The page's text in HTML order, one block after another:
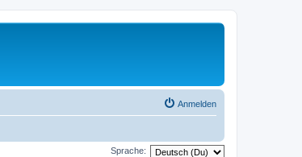
Anmelden
Sprache: